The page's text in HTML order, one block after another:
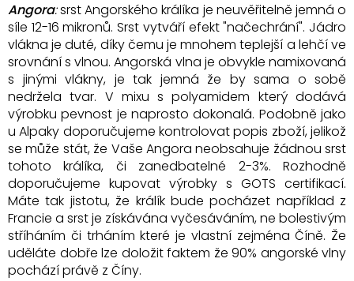
Angora:srst Angorského králíka je neuvěřitelně jemná o
síle 12-16 mikronů. Srst vytváří efekt "načechrání". Jádro
vlákna je duté, díky čemu je mnohem teplejší a lehčí ve
srovnání s vlnou. Angorská vlna je obvykle namixovaná
s jinými vlákny, je tak jemná že by sama o sobě
nedržela tvar. V mixu s polyamidem který dodává
výrobku pevnost je naprosto dokonalá. Podobně jako
u Alpaky doporučujeme kontrolovat popis zboží, jelikož
se může stát, že Vaše Angora neobsahuje žádnou srst
tohoto králíka, či zanedbatelné 2-3%. Rozhodně
doporučujeme kupovat výrobky s GOTS certifikací.
Máte tak jistotu, že králík bude pocházet například z
Francie a srst je získávána vyčesáváním, ne bolestivým
stříháním či trháním které je vlastní zejména Číně. Že
uděláte dobře lze doložit faktem že 90% angorské vlny
pochází právě z Číny.